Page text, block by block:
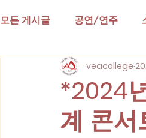
모든 게시글 공연/연주
*고정* 공지 게시판 베
(연관기관) 베아오페라단
*2024
계 콘서
veacollege